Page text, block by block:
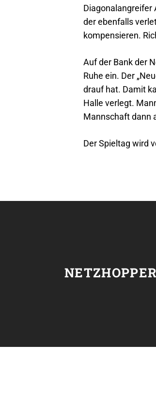
Diagonalangreifer
der ebenfalls
kompensieren.
Auf der Bank der
Ruhe ein. Der
drauf hat. Damit
Halle verlegt.
Mannschaft dann
Der Spieltag wird